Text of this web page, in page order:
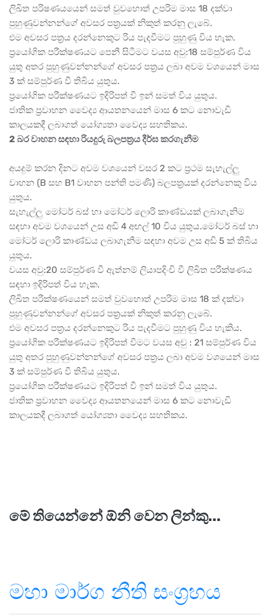
ලිඛිත පරිෂණයයෙන් සමත් වුවහොත් උපරිම මාස 18 දක්වා
පුහුණුවන්නන්ගේ අවසර පත්‍රයක් නිකුත් කරනු ලැබේ.
එම අවසර පත්‍රය දරන්නෙකුට රිය පැදවීමට පුහුණු විය හැක.
ප්‍රයෝගික පරීක්ෂණයට පෙනී සිටීමට වයස අවු:18 සම්පුර්ණ විය
යුතු අතර පුහුණුවන්නන්ගේ අවසර පත්‍රය ලබා අවම වශයෙන් මාස
3 ක් සම්පුර්ණ වී තිබිය යුතුය.
ප්‍රයෝගික පරීක්ෂණයට ඉදිරිපත් වී ඉන් සමත් විය යුතුය.
ජාතික ප්‍රවාහන වෛද්‍ය ආයතනයෙන් මාස 6 කට නොවැඩි
කාලයකදී ලබාගත් යෝග්‍යතා වෛද්‍ය සහතිකය.
2 බර වාහන සඳහා රියදුරු බලපත්‍රය දීර්ඝ කරගැනීම
අයදුම් කරන දිනට ‍අවම වශයෙන් වසර 2 කට ප්‍රථම සැහැල්ලු
වාහන (B සහ B1 වාහන පන්ති පමණි) බලපත්‍රයක් දරන්නෙකු විය
යුතුය.
සැහැල්ලු මෝටර් බස් හා මෝටර් ලොරි කාණ්ඩයක් ලබාගැනිම
සඳහා අවම වශයෙන් උස අඩි 4 අඟල් 10 විය යුතුය.මෝටර් බස් හා
මෝටර් ලොරි කාණ්ඩය ලබාගැනීම සඳහා අවම උස අඩි 5 ක් තිබිය
යුතුය.
වයස අවු:20 සම්පුර්ණ වී ඇත්නම් ලියාපදිංචි වී ලිඛිත පරීක්ෂණය
සඳහා ඉදිරිපත් විය හැක.
ලිඛිත පරීක්ෂණයෙන් සමත් වුවහොත් උපරිම මාස 18 ක් දක්වා
පුහුණුවන්නන්ගේ අවසර පත්‍රයක් නිකුත් කරනු ලැබේ.
එම අවසර පත්‍රය දරන්නෙකුට රිය පැදවීමට පුහුණු විය හැකිය.
ප්‍රයෝගික පරීක්ෂණයට ඉදිරිපත් වීමට වයස අවු : 21 සම්පුර්ණ විය
යුතු අතර පුහුණුවන්නන්ගේ අවසර පත්‍රය ලබා අවම වශයෙන් මාස
3 ක් සම්පුර්ණ වී තිබිය යුතුය.
ප්‍රයෝගික පරීක්ෂණයට ඉදිරිපත් වී ඉන් සමත් විය යුතුය.
ජාතික ප්‍රවාහන වෛද්‍ය ආයතනයෙන් මාස 6 කට නොවැඩි
කාලයකදී ලබාගත් යෝග්‍යතා වෛද්‍ය සහතිකය.
මේ තියෙන්නේ ඕනි වෙන ලින්කු...
මහා මාර්ග නීති සංග්‍රහය